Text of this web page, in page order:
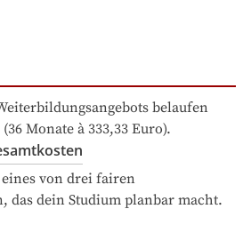
belaufen
(36 Monate à 333,33 Euro).
eines von drei fairen
das dein Studium planbar macht.